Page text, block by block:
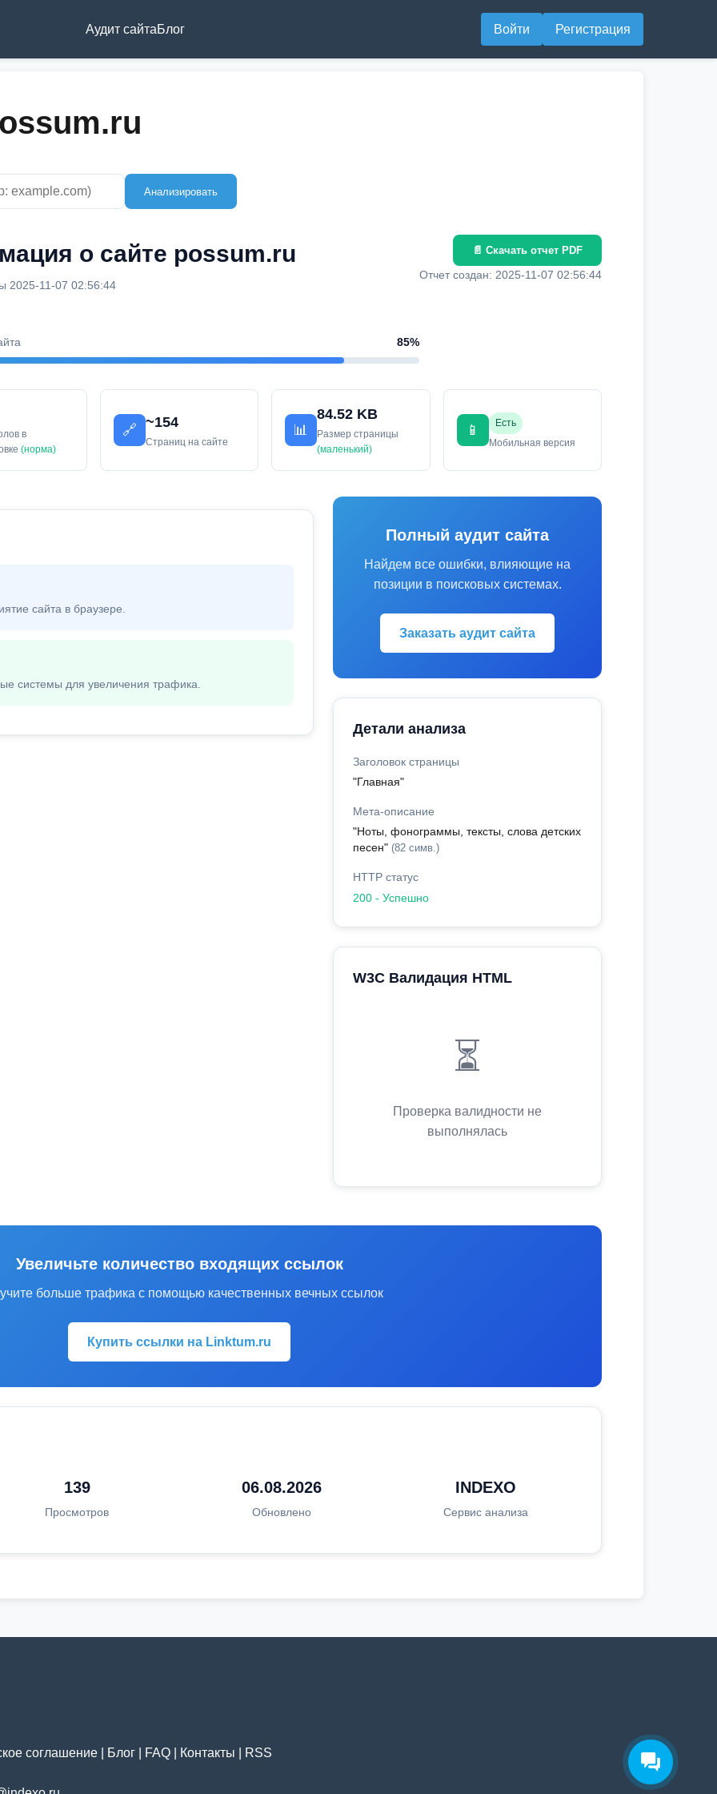
Аудит сайтаБлог Войти Регистрация
Анализировать
о сайте possum.ru
2025-11-07 02:56:44
85%
📄 Скачать отчет PDF
Отчет создан: 2025-11-07 02:56:44
в
(норма)
🔗
~154
Страниц на сайте
📊
84.52 KB
Размер страницы
(маленький)
📱
Есть
Мобильная версия
сайта в браузере.
системы для увеличения трафика.
Полный аудит сайта
Найдем все ошибки, влияющие на
позиции в поисковых системах.
Заказать аудит сайта
Детали анализа
Заголовок страницы
"Главная"
Мета-описание
"Ноты, фонограммы, тексты, слова детских
песен" (82 симв.)
HTTP статус
200 - Успешно
W3C Валидация HTML
⏳
Проверка валидности не
выполнялась
Увеличьте количество входящих ссылок
больше трафика с помощью качественных вечных ссылок
Купить ссылки на Linktum.ru
139
Просмотров
06.08.2026
Обновлено
INDEXO
Сервис анализа
соглашение Блог FAQ Контакты RSS